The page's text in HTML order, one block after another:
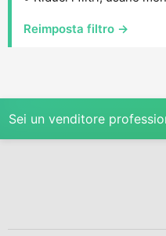
Reimposta filtro →
Sei un venditore